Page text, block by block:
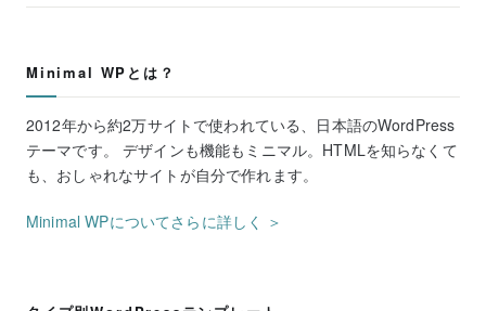
Minimal WPとは？
2012年から約2万サイトで使われている、日本語のWordPress
テーマです。 デザインも機能もミニマル。HTMLを知らなくて
も、おしゃれなサイトが自分で作れます。
Minimal WPについてさらに詳しく ＞